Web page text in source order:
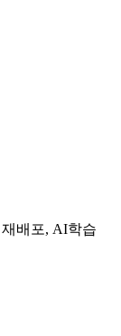
배포, AI학습